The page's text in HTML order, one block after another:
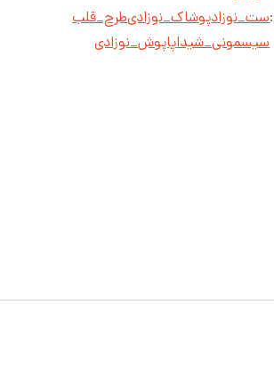
ست_نوزادپوشاک_نوزادیطرح_قلب
سیسمونی_شیداپاپوش_نوزادی